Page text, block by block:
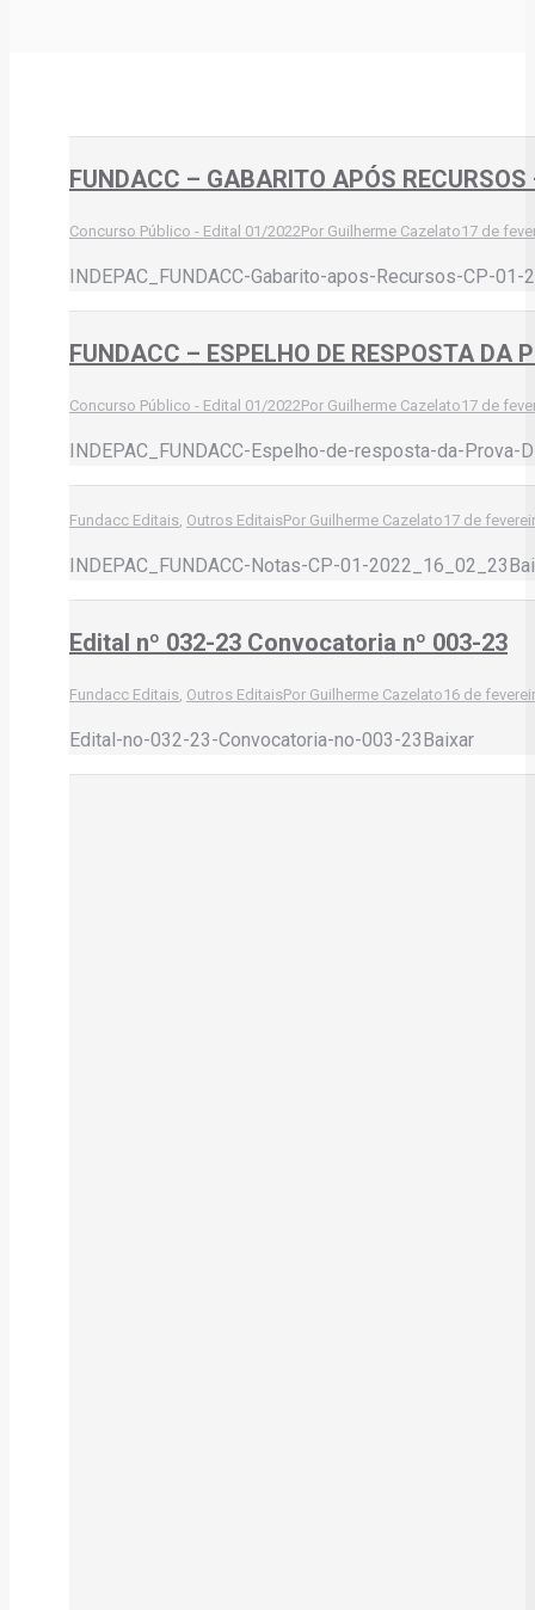
FUNDACC – GABARITO APÓS
Concurso Público - Edital 01/2022Por Guilherme Cazelato17 de
INDEPAC_FUNDACC-Gabarito-apos-Recursos-CP-
FUNDACC – ESPELHO DE RESPOSTA DA
Concurso Público - Edital 01/2022Por Guilherme Cazelato17 de
INDEPAC_FUNDACC-Espelho-de-resposta-da-
Fundacc Editais, Outros EditaisPor Guilherme Cazelato17 de
INDEPAC_FUNDACC-Notas-CP-01-
Edital nº 032-23 Convocatoria nº 003-23
Fundacc Editais, Outros EditaisPor Guilherme Cazelato16 de
Edital-no-032-23-Convocatoria-no-003-23Baixar